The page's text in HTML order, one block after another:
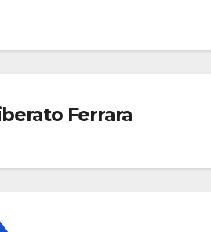
Ferrara